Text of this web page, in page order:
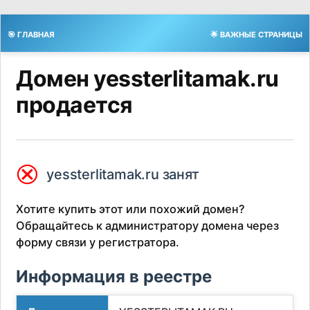
🎯 ГЛАВНАЯ 🌟 ВАЖНЫЕ СТРАНИЦЫ
Домен yessterlitamak.ru
продается
⮿ yessterlitamak.ru занят
Хотите купить этот или похожий домен?
Обращайтесь к администратору домена через
форму связи у регистратора.
Информация в реестре